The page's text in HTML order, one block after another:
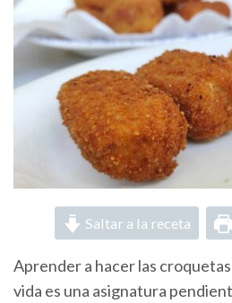
Saltar a la receta
Aprender a hacer las
vida es una asignatura